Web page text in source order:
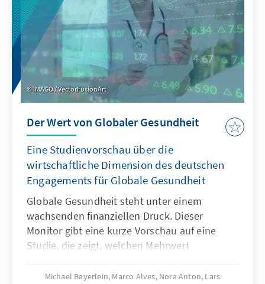
IMAGO / VectorFusionArt
Der Wert von Globaler Gesundheit
Eine Studienvorschau über die
wirtschaftliche Dimension des deutschen
Engagements für Globale Gesundheit
Globale Gesundheit steht unter einem
wachsenden finanziellen Druck. Dieser
Monitor gibt eine kurze Vorschau auf eine
Studie, die zeigt, welchen Mehrwert
weit über rein humanitäre Effekte hinaus. Sie
Michael Bayerlein, Marco Alves, Nora Anton, Lars